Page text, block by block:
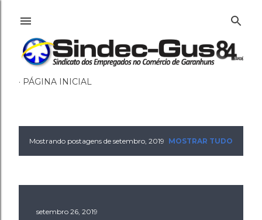
PÁGINA INICIAL
PMostrando postagens de setembro, 2019 MOSTRAR TUDO
setembro 26, 2019